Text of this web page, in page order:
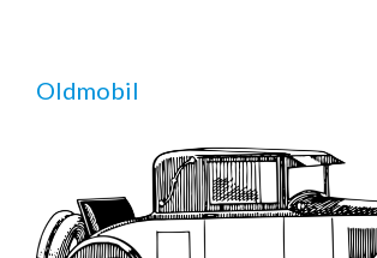
Oldmobil